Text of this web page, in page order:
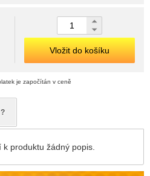
Vložit do košíku
je započítán v ceně
?
produktu žádný popis.